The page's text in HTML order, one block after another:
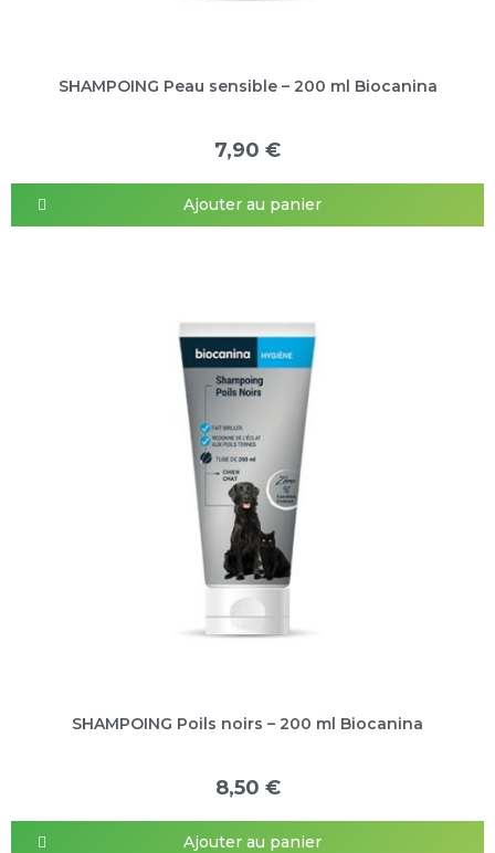
SHAMPOING Peau sensible – 200 ml Biocanina
7,90 €
Ajouter au panier
SHAMPOING Poils noirs – 200 ml Biocanina
8,50 €
Ajouter au panier